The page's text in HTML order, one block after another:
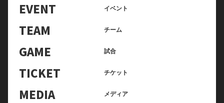
EVENT イベント
TEAM チーム
GAME 試合
TICKET チケット
MEDIA メディア